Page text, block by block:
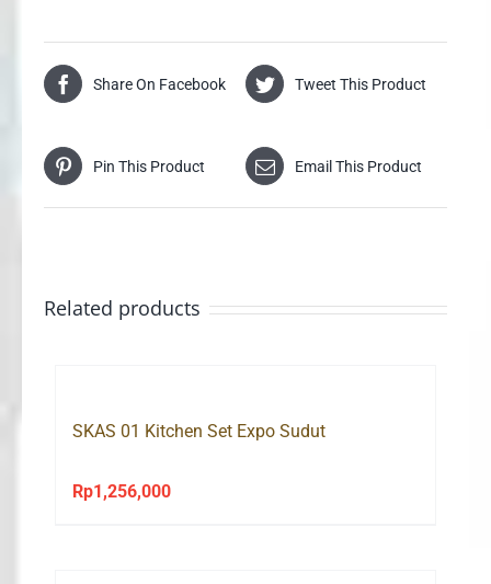
Share On Facebook Tweet This Product
Pin This Product Email This Product
Related products
SKAS 01 Kitchen Set Expo Sudut
Rp1,256,000